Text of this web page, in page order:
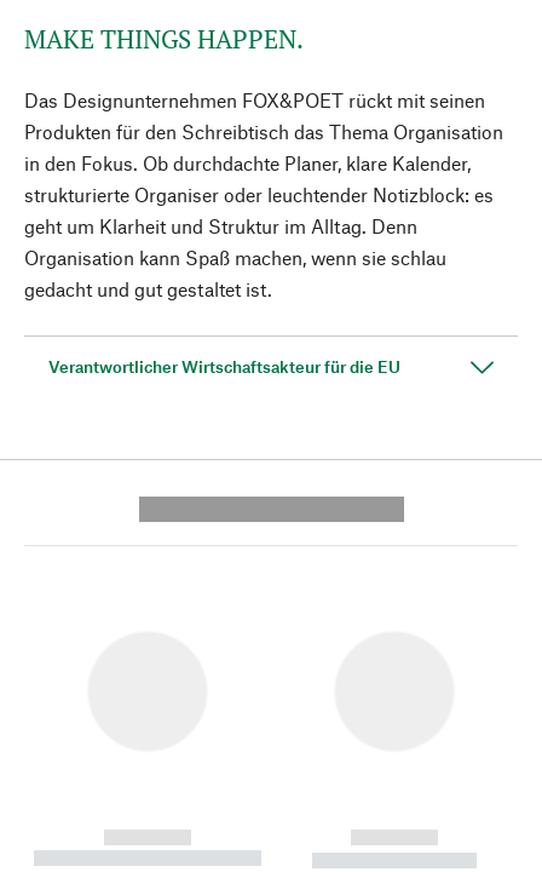
MAKE THINGS HAPPEN.
Das Designunternehmen FOX&POET rückt mit seinen
Produkten für den Schreibtisch das Thema Organisation
in den Fokus. Ob durchdachte Planer, klare Kalender,
strukturierte Organiser oder leuchtender Notizblock: es
geht um Klarheit und Struktur im Alltag. Denn
Organisation kann Spaß machen, wenn sie schlau
gedacht und gut gestaltet ist.
Verantwortlicher Wirtschaftsakteur für die EU
------------
----------- ----------- --------
------------
----------- -----------